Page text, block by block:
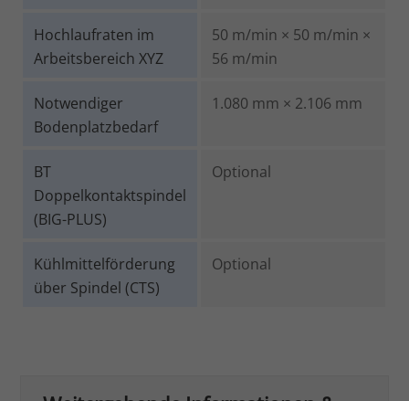
Hochlaufraten im
Arbeitsbereich XYZ
50 m/min × 50 m/min ×
56 m/min
Notwendiger
Bodenplatzbedarf
1.080 mm × 2.106 mm
BT
Doppelkontaktspindel
(BIG-PLUS)
Optional
Kühlmittelförderung
über Spindel (CTS)
Optional